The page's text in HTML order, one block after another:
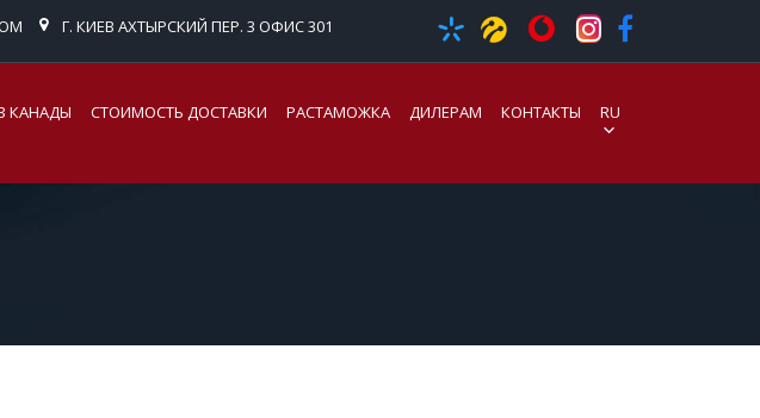
Г. КИЕВ АХТЫРСКИЙ ПЕР. 3 ОФИС 301
КАНАДЫ СТОИМОСТЬ ДОСТАВКИ РАСТАМОЖКА ДИЛЕРАМ КОНТАКТЫ RU